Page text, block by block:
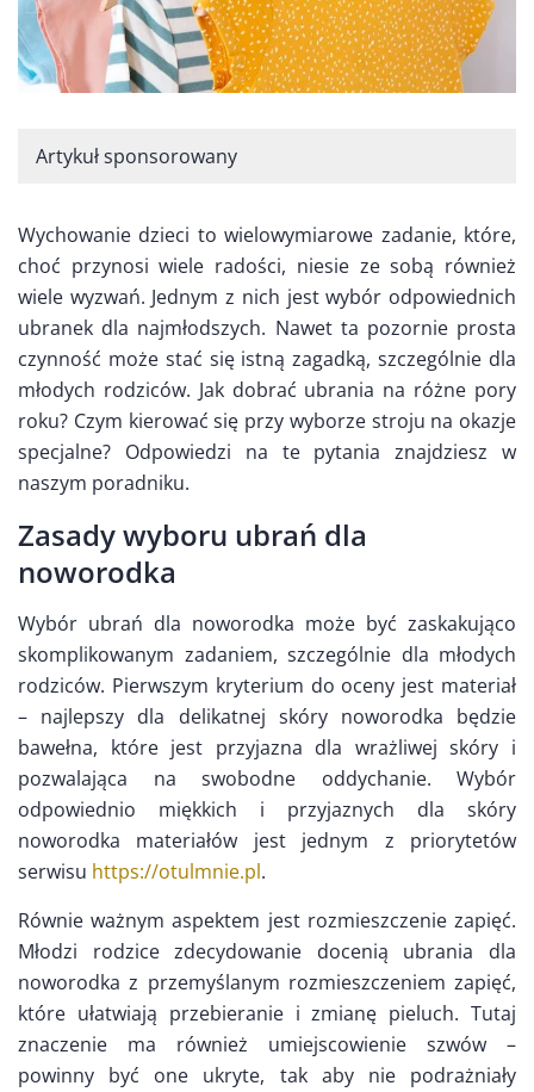
Artykuł sponsorowany
Wychowanie dzieci to wielowymiarowe zadanie, które,
choć przynosi wiele radości, niesie ze sobą również
wiele wyzwań. Jednym z nich jest wybór odpowiednich
ubranek dla najmłodszych. Nawet ta pozornie prosta
czynność może stać się istną zagadką, szczególnie dla
młodych rodziców. Jak dobrać ubrania na różne pory
roku? Czym kierować się przy wyborze stroju na okazje
specjalne? Odpowiedzi na te pytania znajdziesz w
naszym poradniku.
Zasady wyboru ubrań dla
noworodka
Wybór ubrań dla noworodka może być zaskakująco
skomplikowanym zadaniem, szczególnie dla młodych
rodziców. Pierwszym kryterium do oceny jest materiał
– najlepszy dla delikatnej skóry noworodka będzie
bawełna, które jest przyjazna dla wrażliwej skóry i
pozwalająca na swobodne oddychanie. Wybór
odpowiednio miękkich i przyjaznych dla skóry
noworodka materiałów jest jednym z priorytetów
serwisu https://otulmnie.pl.
Równie ważnym aspektem jest rozmieszczenie zapięć.
Młodzi rodzice zdecydowanie docenią ubrania dla
noworodka z przemyślanym rozmieszczeniem zapięć,
które ułatwiają przebieranie i zmianę pieluch. Tutaj
znaczenie ma również umiejscowienie szwów –
powinny być one ukryte, tak aby nie podrażniały